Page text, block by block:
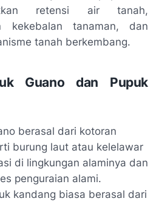
retensi air tanah,
kekebalan tanaman, dan
tanah berkembang.
Guano dan Pupuk
berasal dari kotoran
burung laut atau kelelawar
di lingkungan alaminya dan
penguraian alami.
kandang biasa berasal dari